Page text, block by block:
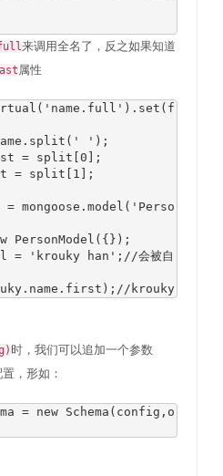
来调用全名了，反之如果知道
属性
( 'name.full' ). set ( f
. split ( ' ' );
= split 0 ];
= split 1 ];
= mongoose . model ( 'Perso
PersonModel ({});
= 'krouky han' ; //会被自
. name . first ); //krouky
时，我们可以追加一个参数
，形如：
= new Schema ( config , o